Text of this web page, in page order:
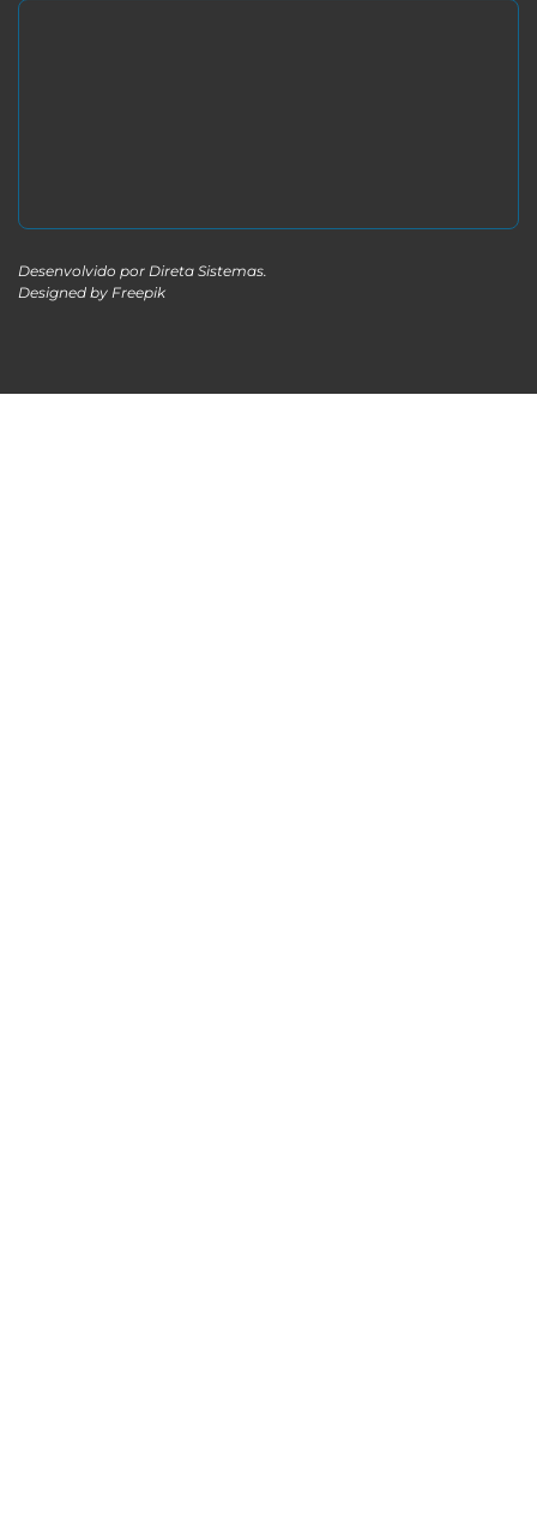
Desenvolvido por Direta Sistemas.
Designed by Freepik